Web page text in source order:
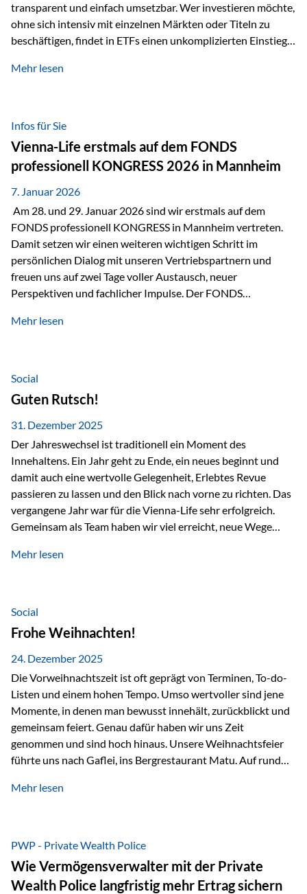
transparent und einfach umsetzbar. Wer investieren möchte,
ohne sich intensiv mit einzelnen Märkten oder Titeln zu
beschäftigen, findet in ETFs einen unkomplizierten Einstieg
werden häufig kritisch betrachtet. Sie gelten als teurer,
Beide Ansätze haben ihre Berechtigung und ihre Stärken
entfalten sie oft gerade in Kombination. ETFs: Effizient, breit
gestreut und klar strukturiert…
Mehr lesen
Infos für Sie
Vienna-Life erstmals auf dem FONDS
professionell KONGRESS 2026 in Mannheim
7. Januar 2026
Am 28. und 29. Januar 2026 sind wir erstmals auf dem
FONDS professionell KONGRESS in Mannheim vertreten.
Damit setzen wir einen weiteren wichtigen Schritt im
persönlichen Dialog mit unseren Vertriebspartnern und
freuen uns auf zwei Tage voller Austausch, neuer
Perspektiven und fachlicher Impulse. Der FONDS
Branchentreffen für Finanz- und Versicherungsprofis im
Vermögensstrukturierung und Nachfolgeplanung
gemeinsam zu diskutieren. Persönlich für Sie vor Ort An
beiden Kongresstagen stehen Ihnen Maximilian
Fichtenbauer, Dirk…
Mehr lesen
Social
Guten Rutsch!
31. Dezember 2025
Der Jahreswechsel ist traditionell ein Moment des
Innehaltens. Ein Jahr geht zu Ende, ein neues beginnt und
damit auch eine wertvolle Gelegenheit, Erlebtes Revue
passieren zu lassen und den Blick nach vorne zu richten. Das
vergangene Jahr war für die Vienna-Life sehr erfolgreich.
Gemeinsam als Team haben wir viel erreicht, neue Wege
Veranstaltungen wie der Schnifisschnauf, aber auch unsere
starkes Miteinander ist. Neben diesen gemeinsamen
Erlebnissen konnten wir…
Mehr lesen
Social
Frohe Weihnachten!
24. Dezember 2025
Die Vorweihnachtszeit ist oft geprägt von Terminen, To-do-
Listen und einem hohen Tempo. Umso wertvoller sind jene
Momente, in denen man bewusst innehält, zurückblickt und
gemeinsam feiert. Genau dafür haben wir uns Zeit
genommen und sind hoch hinaus. Unsere Weihnachtsfeier
führte uns nach Gaflei, ins Bergrestaurant Matu. Auf rund
beeindruckendes Panorama, sondern auch etwas, das im
verschneiter Landschaft, bei feinem Essen, guter Musik und
einer entspannten…
Mehr lesen
PWP - Private Wealth Police
Wie Vermögensverwalter mit der Private
Wealth Police langfristig mehr Ertrag sichern